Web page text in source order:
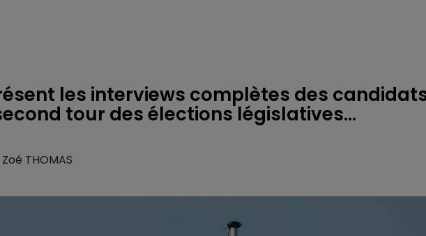
les interviews complètes des
tour des élections législatives...
THOMAS